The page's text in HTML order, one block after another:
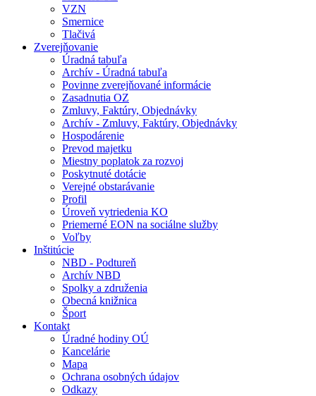
VZN
Smernice
Tlačivá
Zverejňovanie
Úradná tabuľa
Archív - Úradná tabuľa
Povinne zverejňované informácie
Zasadnutia OZ
Zmluvy, Faktúry, Objednávky
Archív - Zmluvy, Faktúry, Objednávky
Hospodárenie
Prevod majetku
Miestny poplatok za rozvoj
Poskytnuté dotácie
Verejné obstarávanie
Profil
Úroveň vytriedenia KO
Priemerné EON na sociálne služby
Voľby
Inštitúcie
NBD - Podtureň
Archív NBD
Spolky a združenia
Obecná knižnica
Šport
Kontakt
Úradné hodiny OÚ
Kancelárie
Mapa
Ochrana osobných údajov
Odkazy